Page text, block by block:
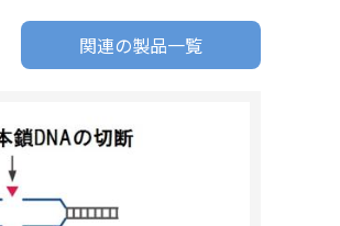
関連の製品一覧